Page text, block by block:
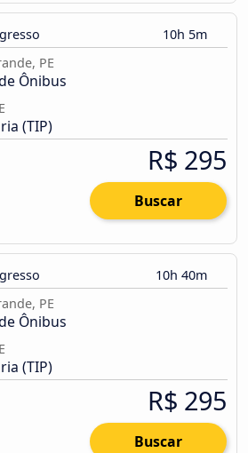
10h 5m
PE
Ônibus
(TIP)
R$ 295
Buscar
10h 40m
PE
Ônibus
(TIP)
R$ 295
Buscar